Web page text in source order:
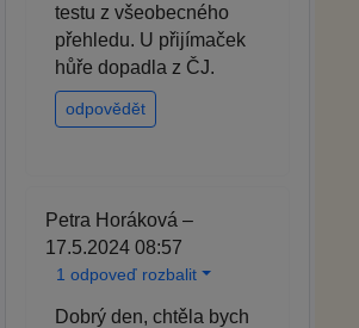
testu z všeobecného
přehledu. U přijímaček
hůře dopadla z ČJ.
odpovědět
Petra Horáková –
17.5.2024 08:57
1 odpoveď rozbalit
Dobrý den, chtěla bych